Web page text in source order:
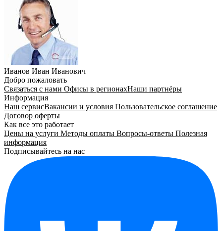
Иванов Иван Иванович
Добро пожаловать
Связаться с нами Офисы в регионахНаши партнёры
Информация
Наш сервисВакансии и условия Пользовательское соглашение
Договор оферты
Как все это работает
Цены на услуги Методы оплаты Вопросы-ответы Полезная
информация
Подписывайтесь на нас